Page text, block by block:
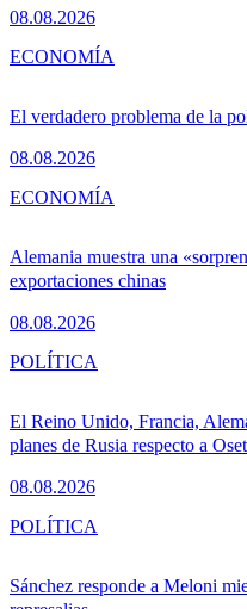
08.08.2026
El verdadero problema de la
08.08.2026
ECONOMÍA
Alemania muestra una
exportaciones chinas
08.08.2026
ECONOMÍA
El Reino Unido, Francia,
planes de Rusia respecto a
08.08.2026
POLÍTICA
Sánchez responde a Meloni
POLÍTICA